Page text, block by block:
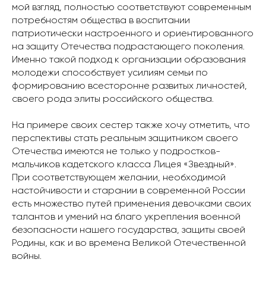
мой взгляд, полностью соответствуют современным
потребностям общества в воспитании
патриотически настроенного и ориентированного
на защиту Отечества подрастающего поколения.
Именно такой подход к организации образования
молодежи способствует усилиям семьи по
формированию всесторонне развитых личностей,
своего рода элиты российского общества.
На примере своих сестер также хочу отметить, что
перспективы стать реальным защитником своего
Отечества имеются не только у подростков-
мальчиков кадетского класса Лицея «Звездный».
При соответствующем желании, необходимой
настойчивости и старании в современной России
есть множество путей применения девочками своих
талантов и умений на благо укрепления военной
безопасности нашего государства, защиты своей
Родины, как и во времена Великой Отечественной
войны.